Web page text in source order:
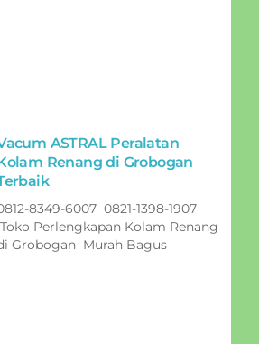
ASTRAL Peralatan
Renang di Grobogan
8349-6007 0821-1398-1907
Toko Perlengkapan Kolam Renang
Grobogan Murah Bagus